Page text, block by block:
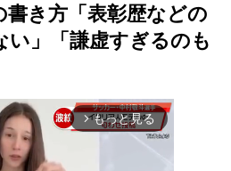
き方「表彰歴などの
い」「謙虚すぎるのも
arrow_forward_ios もっと見る